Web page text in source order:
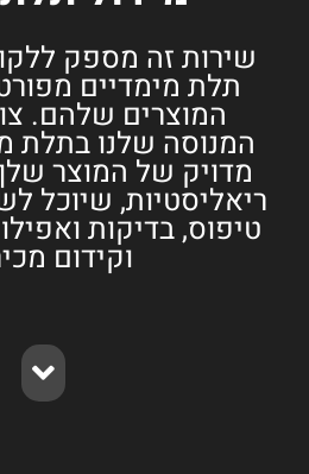
שירות זה מספק
תלת מימדיים
המוצרים שלהם.
המנוסה שלנו בתלת
מדויק של המוצר
ריאליסטיות, שיוכל
טיפוס, בדיקות
וקידום